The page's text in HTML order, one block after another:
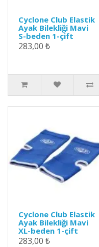
Cyclone Club Elastik
Ayak Bilekliği Mavi
S-beden 1-çift
283,00 ₺
Cyclone Club Elastik
Ayak Bilekliği Mavi
XL-beden 1-çift
283,00 ₺